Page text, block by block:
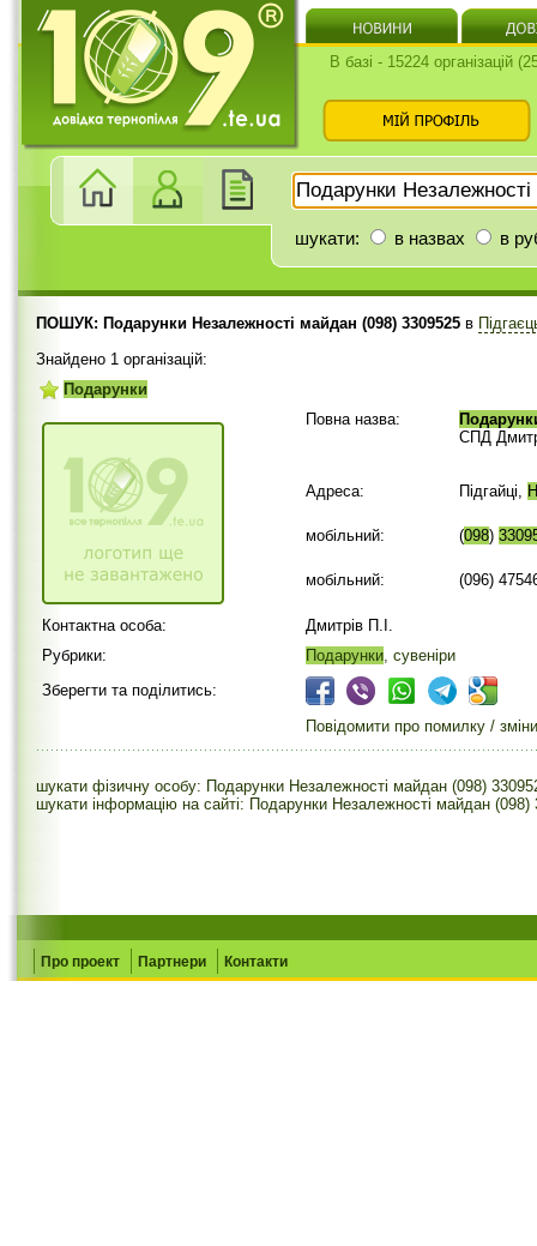
В базі - 15224 організацій
шукати: в назвах в
ПОШУК: Подарунки Незалежності майдан (098) 3309525 в
Знайдено 1 організацій:
Подарунки
Повна назва:
СПД
Адреса: Підгайці,
мобільний: (098)
мобільний: (096)
Контактна особа:
Дмитрів П.І.
Рубрики:
Подарунки, сувеніри
Зберегти та поділитись:
Повідомити про помилку / зміни
шукати фізичну особу: Подарунки Незалежності майдан (098)
шукати інформацію на сайті: Подарунки Незалежності майдан (098)
Про проект Партнери Контакти